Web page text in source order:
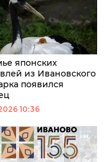
японских
из Ивановского
появился
10:36